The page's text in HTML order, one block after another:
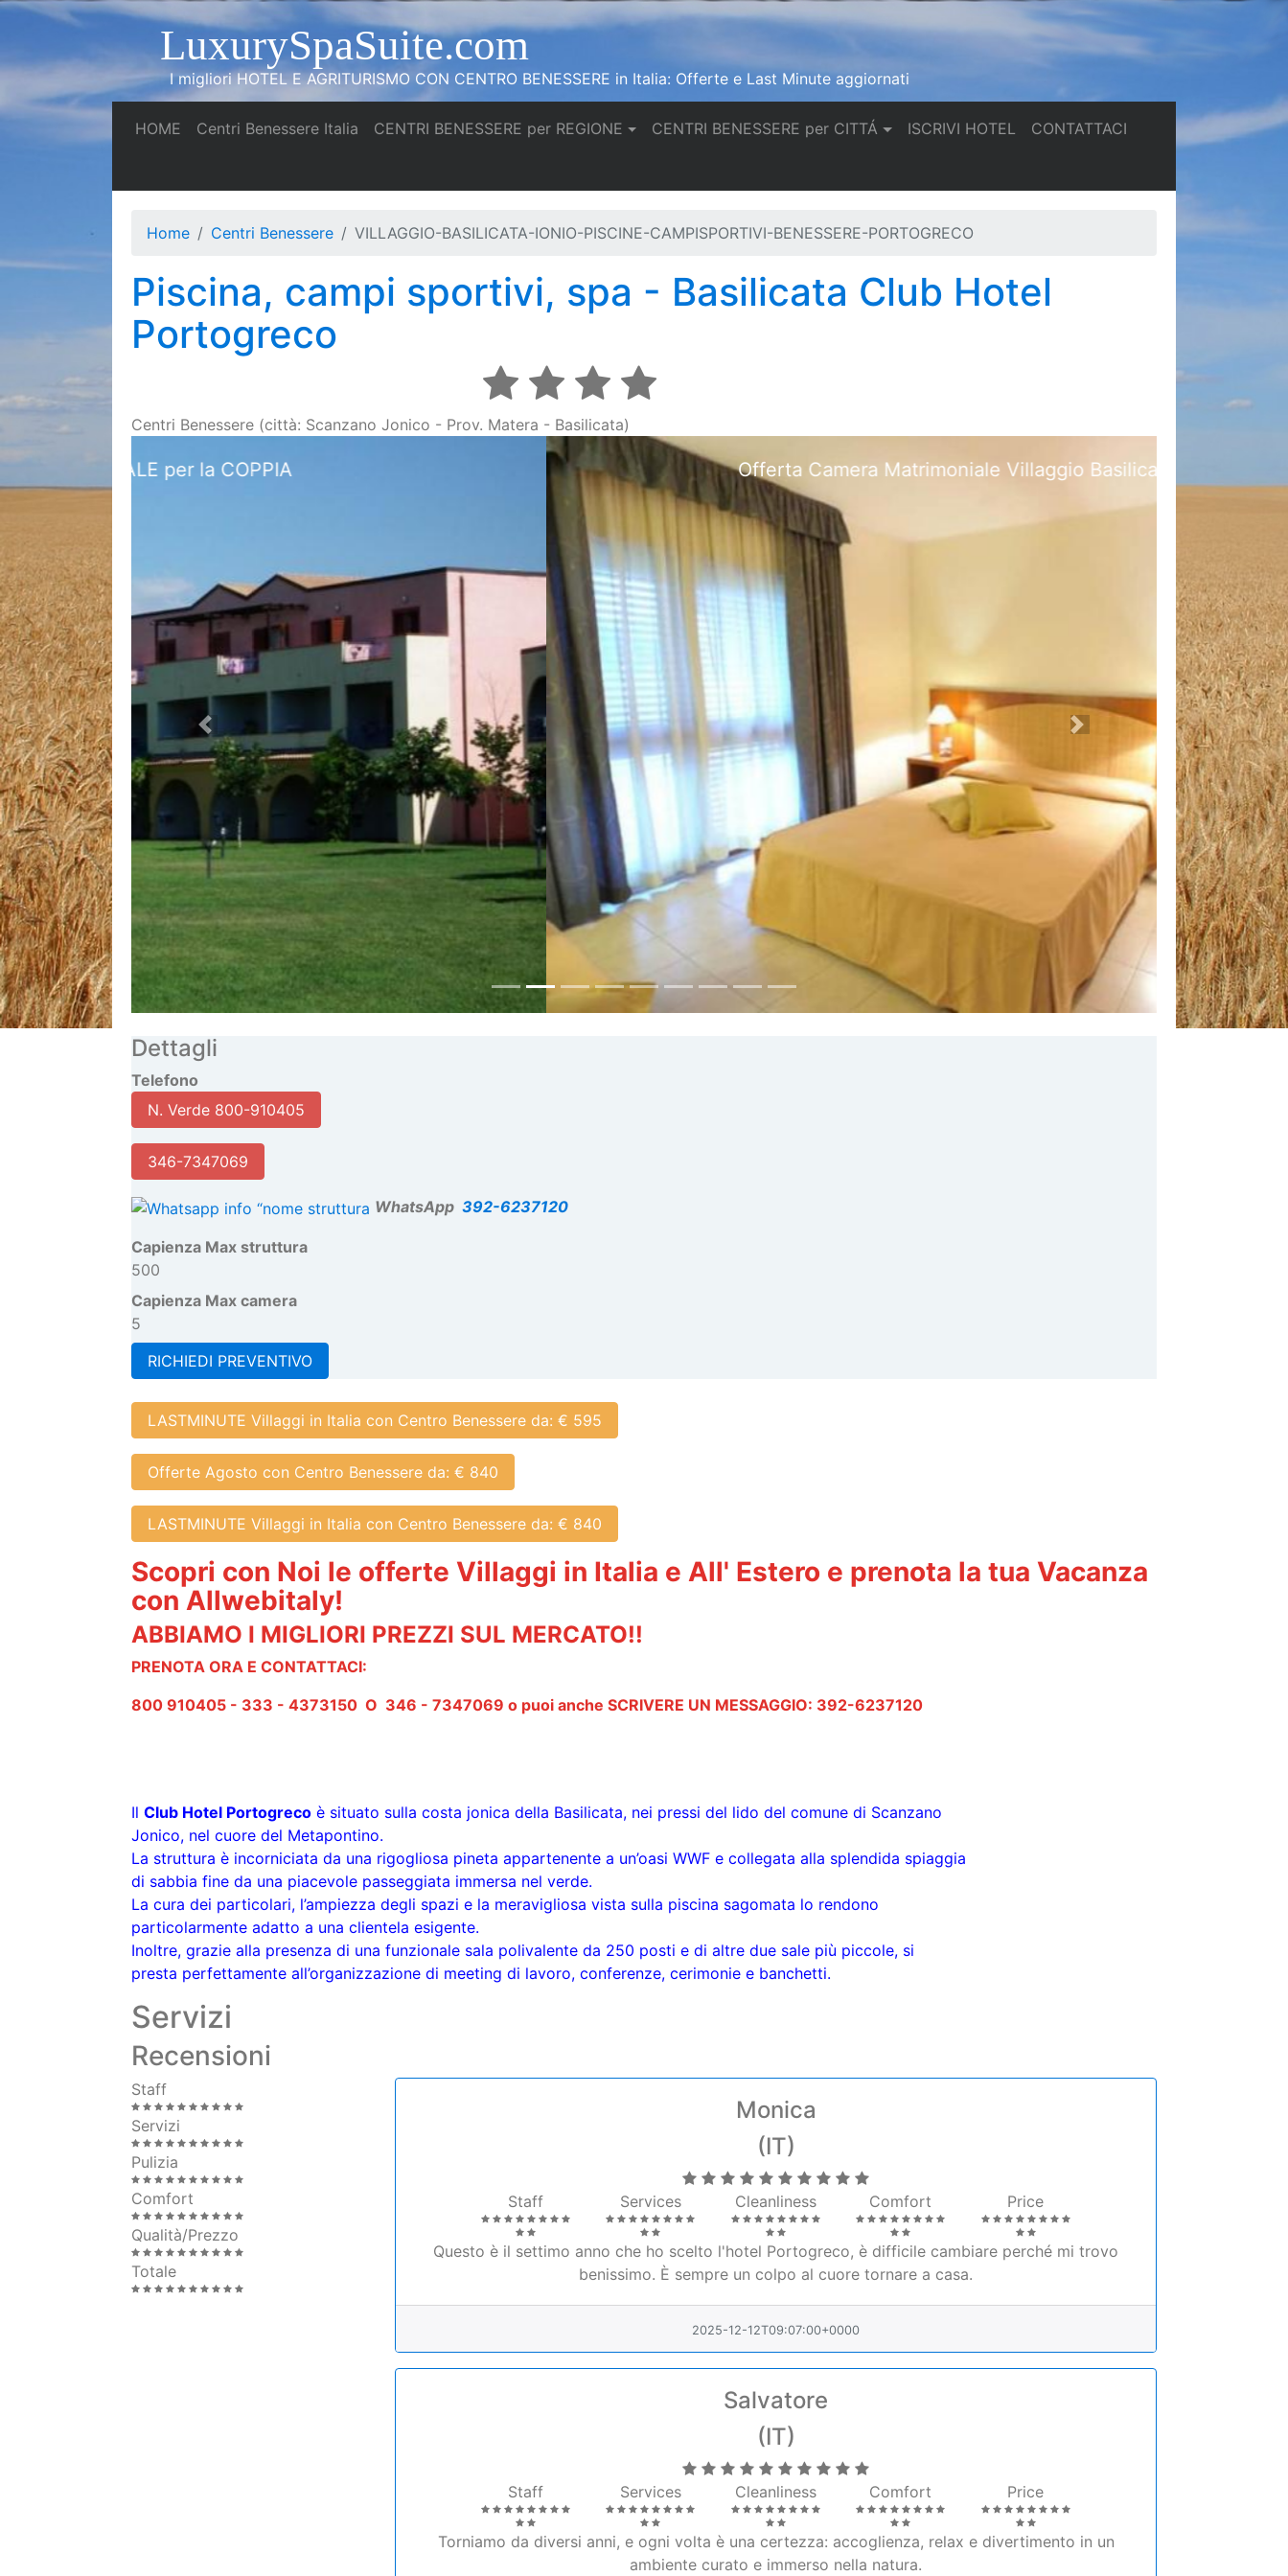
LuxurySpaSuite.com
I migliori HOTEL E AGRITURISMO CON CENTRO BENESSERE in Italia: Offerte e Last Minute aggiornati
HOME (current)
Centri Benessere Italia (current)
CENTRI BENESSERE per REGIONE CENTRI BENESSERE per CITTÁ ISCRIVI HOTEL(current)
CONTATTACI(current)
Home Centri Benessere VILLAGGIO-BASILICATA-IONIO-PISCINE-CAMPISPORTIVI-BENESSERE-PORTOGRECO
Piscina, campi sportivi, spa - Basilicata Club Hotel
Portogreco
Centri Benessere (città: Scanzano Jonico - Prov. Matera - Basilicata)
Offerta Camera Matrimoniale Villaggio Basilicata IDEALE per la COPPIA
Previous Next
Dettagli
Telefono
N. Verde 800-910405
346-7347069
WhatsApp 392-6237120
Capienza Max struttura
500
Capienza Max camera
5
RICHIEDI PREVENTIVO
LASTMINUTE Villaggi in Italia con Centro Benessere da: € 595
Offerte Agosto con Centro Benessere da: € 840
LASTMINUTE Villaggi in Italia con Centro Benessere da: € 840
Scopri con Noi le offerte Villaggi in Italia e All' Estero e prenota la tua Vacanza
con Allwebitaly!
ABBIAMO I MIGLIORI PREZZI SUL MERCATO!!
PRENOTA ORA E CONTATTACI:
800 910405 - 333 - 4373150 O 346 - 7347069 o puoi anche SCRIVERE UN MESSAGGIO: 392-6237120
Il Club Hotel Portogreco è situato sulla costa jonica della Basilicata, nei pressi del lido del comune di Scanzano
Jonico, nel cuore del Metapontino.
La struttura è incorniciata da una rigogliosa pineta appartenente a un’oasi WWF e collegata alla splendida spiaggia
di sabbia fine da una piacevole passeggiata immersa nel verde.
La cura dei particolari, l’ampiezza degli spazi e la meravigliosa vista sulla piscina sagomata lo rendono
particolarmente adatto a una clientela esigente.
Inoltre, grazie alla presenza di una funzionale sala polivalente da 250 posti e di altre due sale più piccole, si
presta perfettamente all’organizzazione di meeting di lavoro, conferenze, cerimonie e banchetti.
Servizi
Recensioni
Staff
Servizi
Pulizia
Comfort
Qualità/Prezzo
Totale
Monica
(IT)
Staff Services Cleanliness Comfort Price
Questo è il settimo anno che ho scelto l'hotel Portogreco, è difficile cambiare perché mi trovo
benissimo. È sempre un colpo al cuore tornare a casa.
2025-12-12T09:07:00+0000
Salvatore
(IT)
Staff Services Cleanliness Comfort Price
Torniamo da diversi anni, e ogni volta è una certezza: accoglienza, relax e divertimento in un
ambiente curato e immerso nella natura.